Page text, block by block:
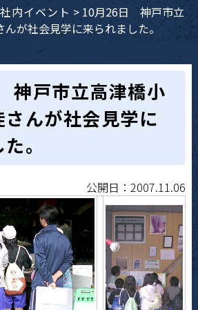
社内イベント > 10月26日 神戸市立
が社会見学に来られました。
戸市立高津橋小
んが社会見学に
。
公開日：2007.11.06